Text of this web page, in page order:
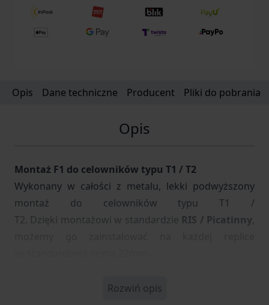
Opis Dane techniczne Producent Pliki do pobrania
Opis
Montaż F1 do celowników typu T1 / T2
Wykonany w całości z metalu, lekki podwyższony
montaż do celowników typu
T1 /
T2. Dzięki montażowi w standardzie RIS / Picatinny,
Rozwiń opis